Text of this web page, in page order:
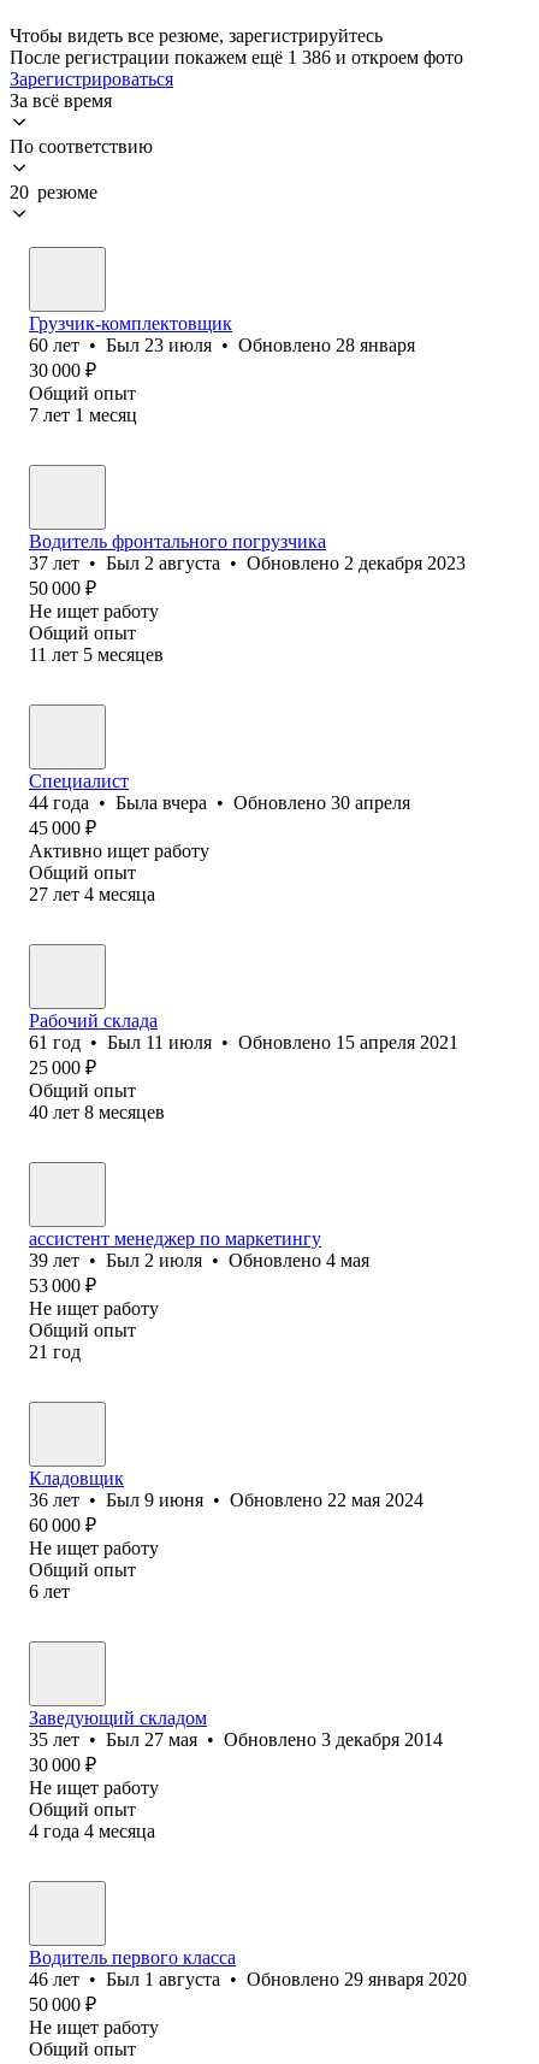
Чтобы видеть все резюме, зарегистрируйтесь
После регистрации покажем ещё 1 386 и откроем фото
Зарегистрироваться
За всё время
По соответствию
20 резюме
Грузчик-комплектовщик
60 лет • Был 23 июля • Обновлено 28 января
30 000 ₽
Общий опыт
7 лет 1 месяц
Водитель фронтального погрузчика
37 лет • Был 2 августа • Обновлено 2 декабря 2023
50 000 ₽
Не ищет работу
Общий опыт
11 лет 5 месяцев
Специалист
44 года • Была вчера • Обновлено 30 апреля
45 000 ₽
Активно ищет работу
Общий опыт
27 лет 4 месяца
Рабочий склада
61 год • Был 11 июля • Обновлено 15 апреля 2021
25 000 ₽
Общий опыт
40 лет 8 месяцев
ассистент менеджер по маркетингу
39 лет • Был 2 июля • Обновлено 4 мая
53 000 ₽
Не ищет работу
Общий опыт
21 год
Кладовщик
36 лет • Был 9 июня • Обновлено 22 мая 2024
60 000 ₽
Не ищет работу
Общий опыт
6 лет
Заведующий складом
35 лет • Был 27 мая • Обновлено 3 декабря 2014
30 000 ₽
Не ищет работу
Общий опыт
4 года 4 месяца
Водитель первого класса
46 лет • Был 1 августа • Обновлено 29 января 2020
50 000 ₽
Не ищет работу
Общий опыт